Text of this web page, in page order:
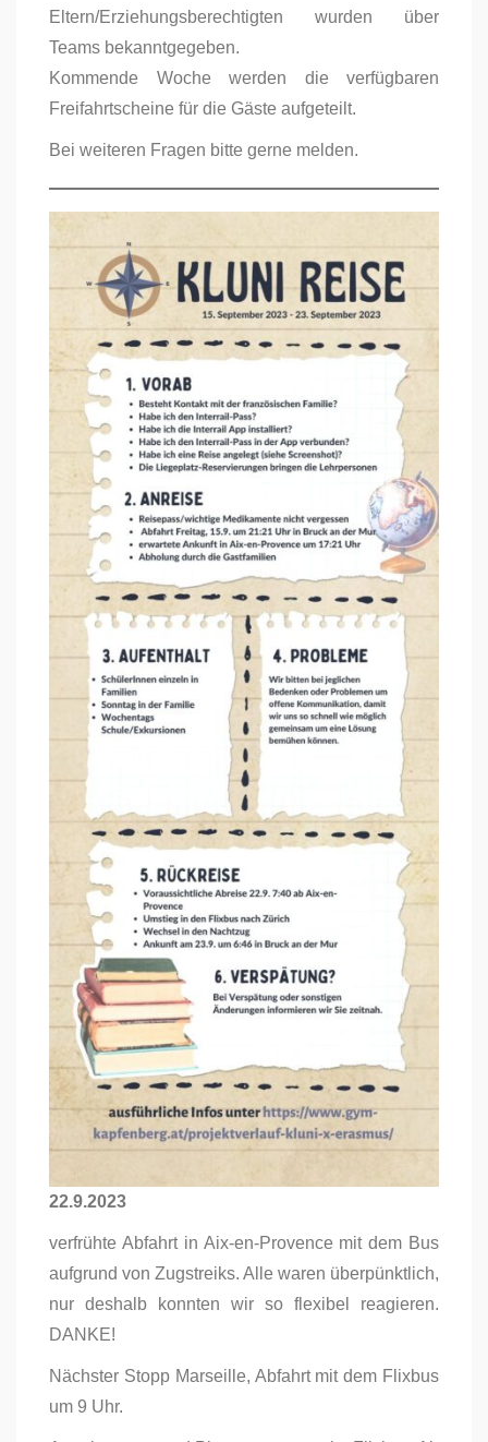
Eltern/Erziehungsberechtigten wurden über
Teams bekanntgegeben.
Kommende Woche werden die verfügbaren
Freifahrtscheine für die Gäste aufgeteilt.
Bei weiteren Fragen bitte gerne melden.
22.9.2023
verfrühte Abfahrt in Aix-en-Provence mit dem Bus
aufgrund von Zugstreiks. Alle waren überpünktlich,
nur deshalb konnten wir so flexibel reagieren.
DANKE!
Nächster Stopp Marseille, Abfahrt mit dem Flixbus
um 9 Uhr.